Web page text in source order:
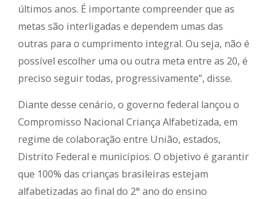
últimos anos. É importante compreender que as
metas são interligadas e dependem umas das
outras para o cumprimento integral. Ou seja, não é
possível escolher uma ou outra meta entre as 20, é
preciso seguir todas, progressivamente”, disse.
Diante desse cenário, o governo federal lançou o
Compromisso Nacional Criança Alfabetizada, em
regime de colaboração entre União, estados,
Distrito Federal e municípios. O objetivo é garantir
que 100% das crianças brasileiras estejam
alfabetizadas ao final do 2° ano do ensino